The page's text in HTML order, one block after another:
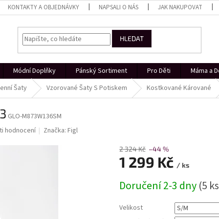
KONTAKTY A OBJEDNÁVKY NAPSALI O NÁS JAK NAKUPOVAT
HLEDAT
Módní Doplňky Pánský Sortiment Pro Děti Máma a
Šaty Vzorované Šaty S Potiskem Kostkované Kárované
GLO-M873W136SM
hodnocení Značka:Figl
2 324 Kč –44 %
1 299 Kč / ks
cena:
Doručení 2-3 dny(5
Velikost